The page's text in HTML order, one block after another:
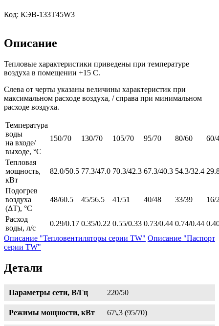
Код: КЭВ-133Т45W3
Описание
Тепловые характеристики приведены при температуре
воздуха в помещении +15 С.
Слева от черты указаны величины характеристик при
максимальном расходе воздуха, / справа при минимальном
расходе воздуха.
Температура
воды
на входе/
выходе, °С
150/70 130/70 105/70 95/70 80/60 60/
Тепловая
мощность,
кВт
82.0/50.5 77.3/47.0 70.3/42.3 67.3/40.3 54.3/32.4
Подогрев
воздуха
(ΔT), °С
48/60.5 45/56.5 41/51 40/48 33/39 16/
Расход
воды, л/с
0.29/0.17 0.35/0.22 0.55/0.33 0.73/0.44 0.74/0.44
Описание "Тепловентиляторы серии TW" Описание "Паспорт
серии TW"
Детали
Параметры сети, В/Гц 220/50
Режимы мощности, кВт 67\,3 (95/70)